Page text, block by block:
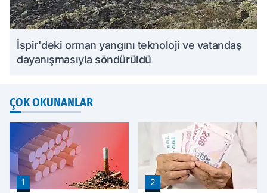
İspir'deki orman yangını teknoloji ve vatandaş
dayanışmasıyla söndürüldü
ÇOK OKUNANLAR
1 2